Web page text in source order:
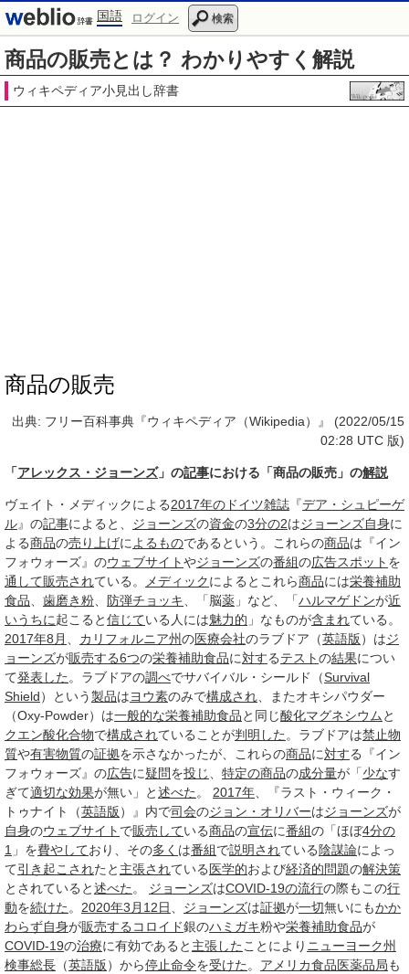
国語 ログイン 検索
商品の販売とは？ わかりやすく解説
ウィキペディア小見出し辞書
商品の販売
出典: フリー百科事典『ウィキペディア（Wikipedia）』 (2022/05/15
02:28 UTC 版)
「アレックス・ジョーンズ」の記事における「商品の販売」の解説
ヴェイト・メディックによる2017年のドイツ雑誌 『デア・シュピーゲ
ル』の記事によると、 ジョーンズの資金の3分の2はジョーンズ自身に
よる商品の売り上げに よるものであるという。これらの商品は『イン
フォウォーズ』のウェブサイトやジョーンズの番組の広告スポット を
通して販売されている。 メディックによるとこれら商品には栄養補助
食品
歯磨き粉 防弾チョッキ 、「脳薬 」など、「ハルマゲドンが近
いうちに起こると信じている人には魅力的 」なものが含まれている。
2017年8月
カリフォルニア州の医療会社のラブドア（英語版）はジ
ョーンズが販売する6つの栄養補助食品に対するテストの結果につい
て発表した 。ラブドアの調べでサバイバル・シールド（Survival
Shield）という製品はヨウ素のみで構成され 、またオキシパウダー
（Oxy-Powder）は一般的な栄養補助食品と同じ酸化マグネシウム と
クエン酸化合物で構成されていることが判明した 。ラブドアは禁止物
質や有害物質の証拠を示さなかったが、これらの商品に対する『イン
フォウォーズ』の広告に疑問を投じ 特定の商品の成分量が「少なす
ぎて適切な効果が無い」と述べた 。 2017年 、『ラスト・ウィーク・
トゥナイト（英語版）』内で司会のジョン・オリバーはジョーンズが
自身のウェブサイト で販売している商品の宣伝に番組の「ほぼ4分の
1 」を費やしており、その多く は番組で説明されている陰謀論によっ
て引き起こされたと 主張されている 医学的および経済的問題の解決策
とされていると述べた 。 ジョーンズはCOVID-19の流行の際もこの行
動を続けた 。 2020年3月 12日 ジョーンズは証拠が一切無いにもかか
わらず自身が販売する コロイド銀のハミガキ粉や栄養補助食品が
COVID-19の治療に有効であると 主張した ことにより ニューヨーク州
検事総長 （英語版）から停止命令を受けた 。 アメリカ食品医薬品局も